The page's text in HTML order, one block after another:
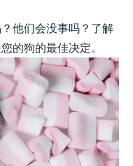
他们会没事吗？了解
的狗的最佳决定。